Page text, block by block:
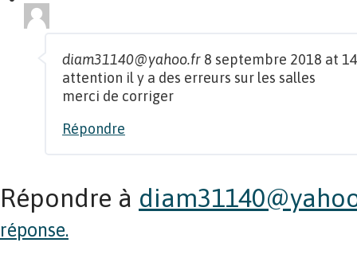
diam31140@yahoo.fr 8 septembre 2018 at
attention il y a des erreurs sur les salles
merci de corriger
Répondre
Répondre à
réponse.